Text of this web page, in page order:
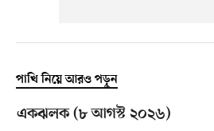
পাখি নিয়ে আরও পড়ুন
একঝলক (৮ আগস্ট ২০২৬)